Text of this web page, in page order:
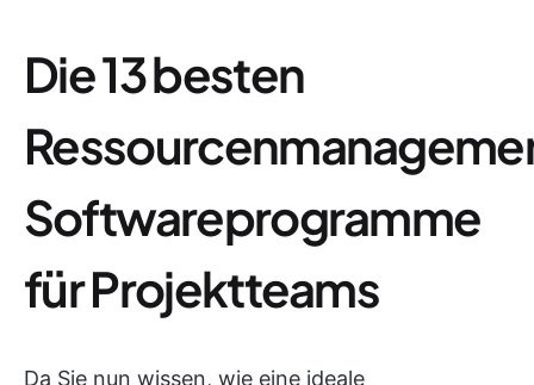
Die 13 besten
Softwareprogramme
für Projektteams
Da Sie nun wissen, wie eine ideale